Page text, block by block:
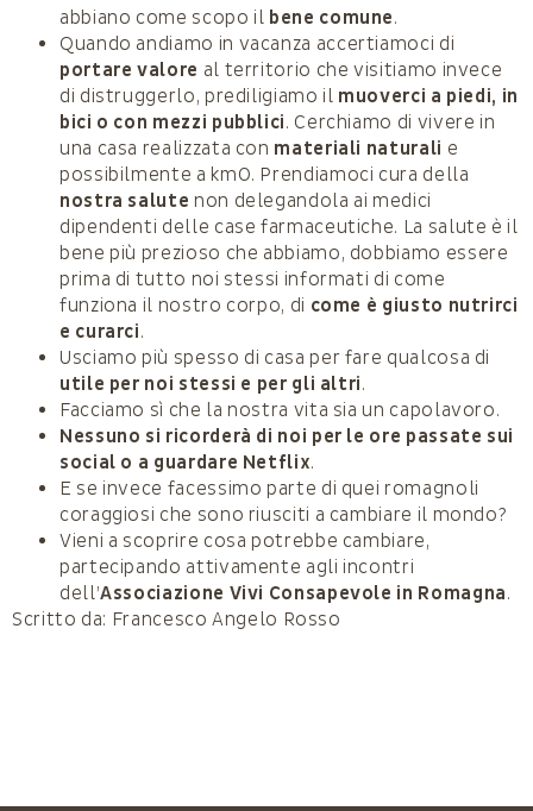
abbiano come scopo il bene comune.
Quando andiamo in vacanza accertiamoci di
portare valore al territorio che visitiamo invece
di distruggerlo, prediligiamo il muoverci a piedi, in
bici o con mezzi pubblici. Cerchiamo di vivere in
una casa realizzata con materiali naturali e
possibilmente a kmO. Prendiamoci cura della
nostra salute non delegandola ai medici
dipendenti delle case farmaceutiche. La salute è il
bene più prezioso che abbiamo, dobbiamo essere
prima di tutto noi stessi informati di come
funziona il nostro corpo, di come è giusto nutrirci
e curarci.
Usciamo più spesso di casa per fare qualcosa di
utile per noi stessi e per gli altri.
Facciamo sì che la nostra vita sia un capolavoro.
Nessuno si ricorderà di noi per le ore passate sui
social o a guardare Netflix.
E se invece facessimo parte di quei romagnoli
coraggiosi che sono riusciti a cambiare il mondo?
Vieni a scoprire cosa potrebbe cambiare,
partecipando attivamente agli incontri
dell’Associazione Vivi Consapevole in Romagna.
Scritto da: Francesco Angelo Rosso